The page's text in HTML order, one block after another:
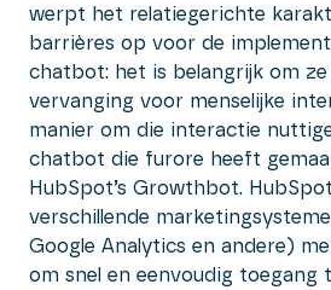
werpt het relatiegerichte
barrières op voor de
chatbot: het is belangrijk om
vervanging voor menselijke
manier om die interactie
chatbot die furore heeft
HubSpot’s Growthbot.
verschillende
Google Analytics en andere)
om snel en eenvoudig toegang